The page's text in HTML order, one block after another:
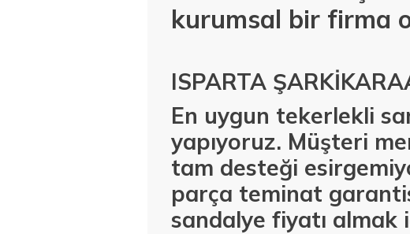
kurumsal bir firma
ISPARTA
En uygun tekerlekli
yapıyoruz. Müşteri
tam desteği
parça teminat
sandalye fiyatı almak